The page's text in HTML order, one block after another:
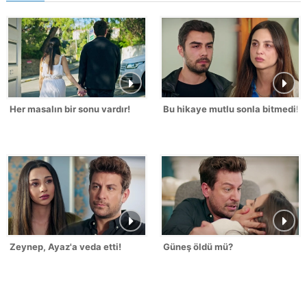
Her masalın bir sonu vardır! Bu hikaye mutlu sonla bitmedi!
Zeynep, Ayaz'a veda etti! Güneş öldü mü?